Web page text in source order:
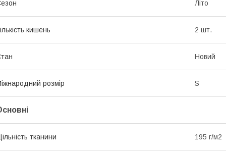
Літо
кишень 2 шт.
Новий
розмір S
тканини 195 г/м2